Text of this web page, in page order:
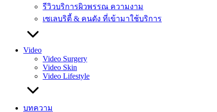
รีวิวบริการผิวพรรณ ความงาม
เซเลบริตี้ & คนดัง ที่เข้ามาใช้บริการ
Video
Video Surgery
Video Skin
Video Lifestyle
บทความ